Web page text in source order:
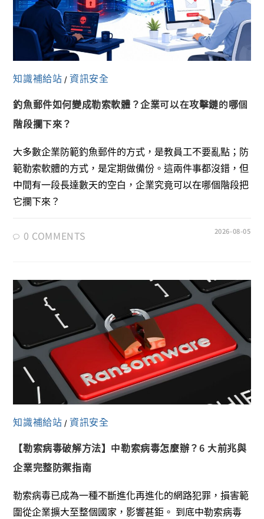
知識補給站 /資訊安全
釣魚郵件如何變成勒索軟體？企業可以在攻擊鏈的哪個
階段攔下來？
大多數企業防範釣魚郵件的方式，是教員工不要亂點；防
範勒索軟體的方式，是定期做備份。這兩件事都沒錯，但
中間有一段長達數天的空白，企業究竟可以在哪個階段把
它攔下來？
0 COMMENTS 2026-08-05
知識補給站 /資訊安全
【勒索病毒破解方法】中勒索病毒怎麼辦？6 大前兆與
企業完整防禦指南
勒索病毒已成為一種不斷進化再進化的網路犯罪，損害範
圍從企業擴大至整個國家，影響甚鉅。 到底中勒索病毒